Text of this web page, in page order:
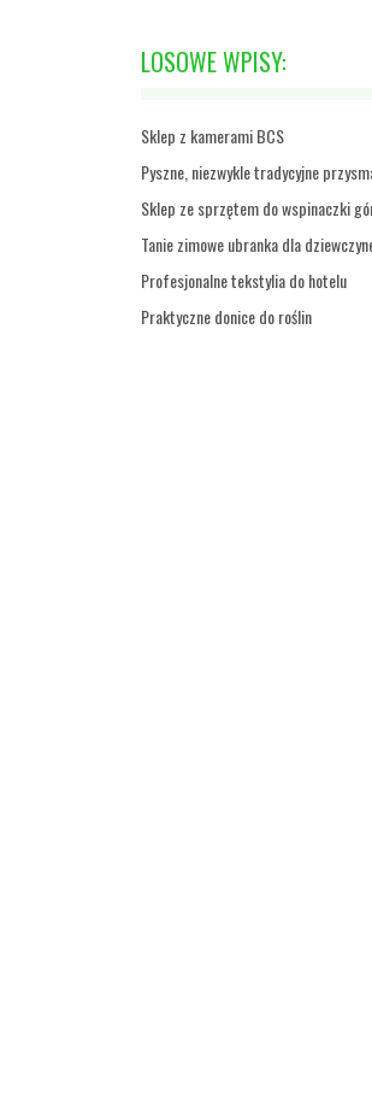
LOSOWE WPISY:
Sklep z kamerami BCS
Pyszne, niezwykle tradycyjne
Sklep ze sprzętem do wspinaczki
Tanie zimowe ubranka dla
Profesjonalne tekstylia do hotelu
Praktyczne donice do roślin